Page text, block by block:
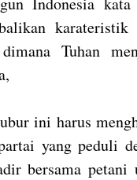
Tuhan
ini harus
yang peduli
bersama